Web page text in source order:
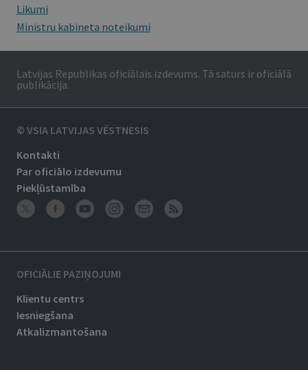
Likumi
Ministru kabineta noteikumi
Latvijas Republikas oficiālais izdevums. Tā saturs ir oficiālā
publikācija.
© VSIA LATVIJAS VĒSTNESIS
Kontakti
Par oficiālo izdevumu
Piekļūstamība
OFICIĀLIE PAZIŅOJUMI
Klientu centrs
Iesniegšana
Atkalizmantošana